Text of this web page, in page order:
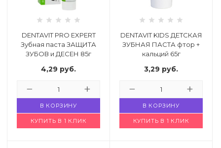
DENTAVIT PRO EXPERT
Зубная паста ЗАЩИТА
ЗУБОВ и ДЕСЕН 85г
4,29 руб.
В КОРЗИНУ
КУПИТЬ В 1 КЛИК
DENTAVIT KIDS ДЕТСКАЯ
ЗУБНАЯ ПАСТА фтор +
кальций 65г
3,29 руб.
В КОРЗИНУ
КУПИТЬ В 1 КЛИК